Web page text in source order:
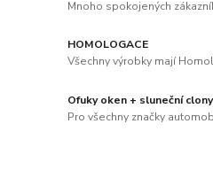
Mnoho spokojených
HOMOLOGACE
Všechny výrobky mají
Ofuky oken + sluneční clony
Pro všechny značky